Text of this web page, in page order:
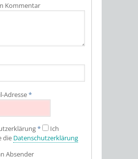
Kommentar
Adresse*
*
Ich
die Datenschutz­erklärung
Absender